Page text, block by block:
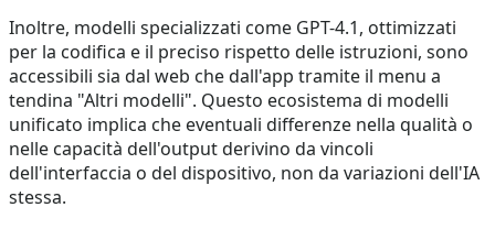
Inoltre, modelli specializzati come GPT-4.1, ottimizzati
per la codifica e il preciso rispetto delle istruzioni, sono
accessibili sia dal web che dall'app tramite il menu a
tendina "Altri modelli". Questo ecosistema di modelli
unificato implica che eventuali differenze nella qualità o
nelle capacità dell'output derivino da vincoli
dell'interfaccia o del dispositivo, non da variazioni dell'IA
stessa.